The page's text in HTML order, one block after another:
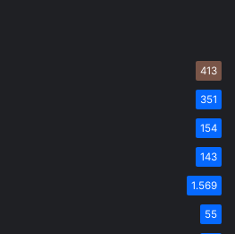
413
351
154
143
1.569
55